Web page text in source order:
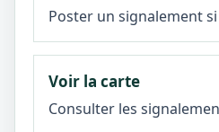
Poster un signalement
Voir la carte
Consulter les